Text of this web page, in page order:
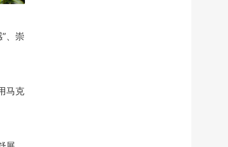
、崇
马克